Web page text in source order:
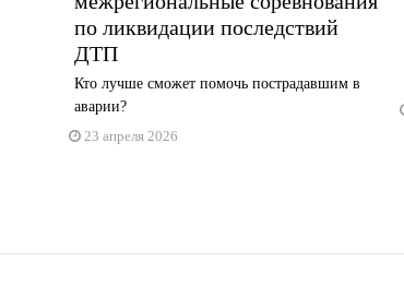
по ликвидации последствий
ДТП
Кто лучше сможет помочь пострадавшим в
аварии?
23 апреля 2026